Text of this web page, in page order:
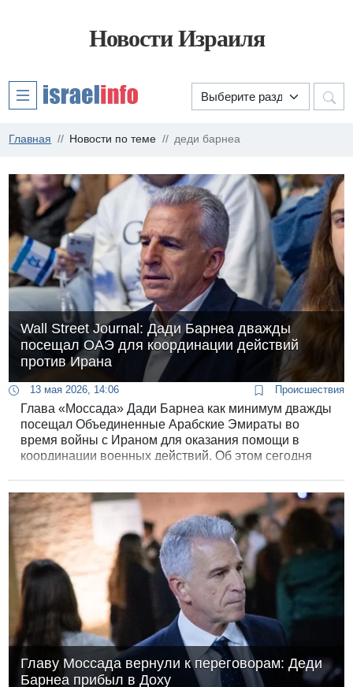
Новости Израиля
Главная Новости по теме деди барнеа
Wall Street Journal: Дади Барнеа дважды
посещал ОАЭ для координации действий
против Ирана
13 мая 2026, 14:06 Происшествия
Глава «Моссада» Дади Барнеа как минимум дважды
посещал Объединенные Арабские Эмираты во
время войны с Ираном для оказания помощи в
координации военных действий. Об этом сегодня
Главу Моссада вернули к переговорам: Деди
Барнеа прибыл в Доху